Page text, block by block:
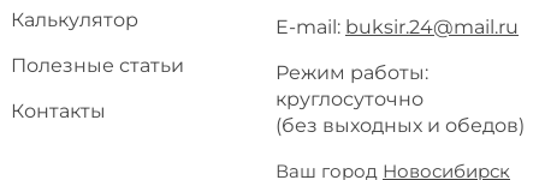
Калькулятор
Полезные статьи
Контакты
E-mail: buksir.24@mail.ru
Режим работы:
круглосуточно
(без выходных и обедов)
Ваш город Новосибирск